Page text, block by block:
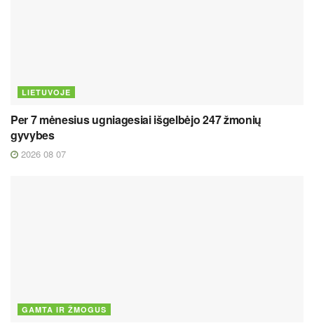
LIETUVOJE
Per 7 mėnesius ugniagesiai išgelbėjo 247 žmonių
gyvybes
2026 08 07
GAMTA IR ŽMOGUS